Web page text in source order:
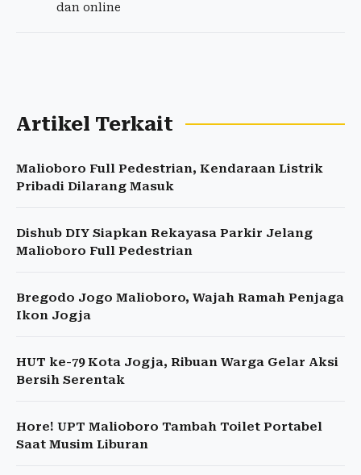
dan online
Artikel Terkait
Malioboro Full Pedestrian, Kendaraan Listrik
Pribadi Dilarang Masuk
Dishub DIY Siapkan Rekayasa Parkir Jelang
Malioboro Full Pedestrian
Bregodo Jogo Malioboro, Wajah Ramah Penjaga
Ikon Jogja
HUT ke-79 Kota Jogja, Ribuan Warga Gelar Aksi
Bersih Serentak
Hore! UPT Malioboro Tambah Toilet Portabel
Saat Musim Liburan